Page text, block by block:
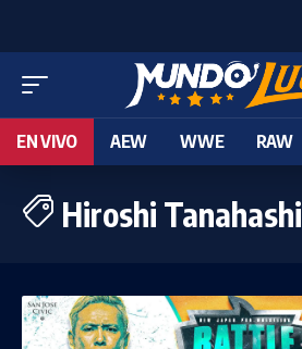
EN VIVO AEW WWE RAW
Hiroshi Tanahashi